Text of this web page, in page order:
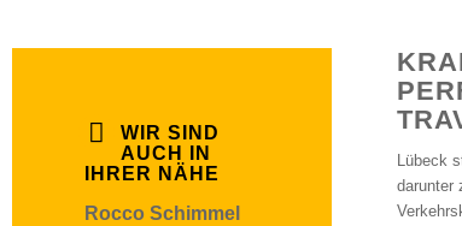
WIR SIND
AUCH IN
IHRER NÄHE
Rocco Schimmel
Lübeck
darunter